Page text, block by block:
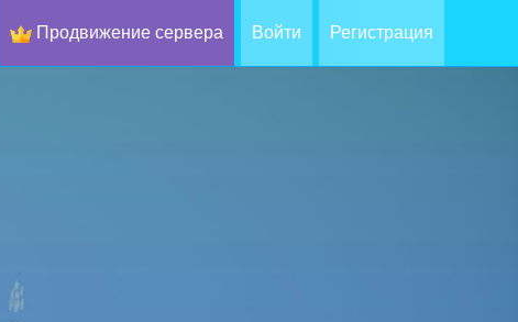
Продвижение сервера Войти Регистрация